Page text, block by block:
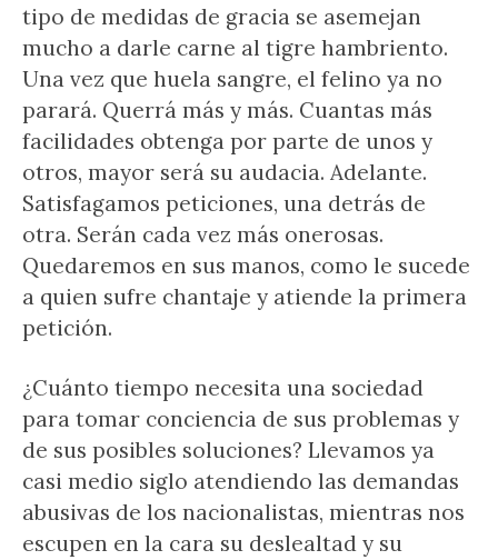
tipo de medidas de gracia se asemejan
mucho a darle carne al tigre hambriento.
Una vez que huela sangre, el felino ya no
parará. Querrá más y más. Cuantas más
facilidades obtenga por parte de unos y
otros, mayor será su audacia. Adelante.
Satisfagamos peticiones, una detrás de
otra. Serán cada vez más onerosas.
Quedaremos en sus manos, como le sucede
a quien sufre chantaje y atiende la primera
petición.
¿Cuánto tiempo necesita una sociedad
para tomar conciencia de sus problemas y
de sus posibles soluciones? Llevamos ya
casi medio siglo atendiendo las demandas
abusivas de los nacionalistas, mientras nos
escupen en la cara su deslealtad y su